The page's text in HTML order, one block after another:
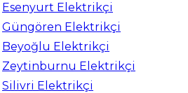
Esenyurt Elektrikçi
Güngören Elektrikçi
Beyoğlu Elektrikçi
Zeytinburnu Elektrikçi
Silivri Elektrikçi